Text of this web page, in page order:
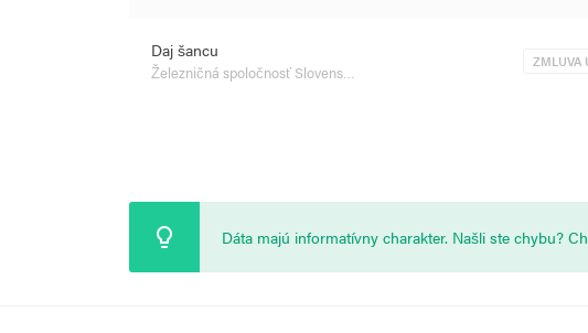
Daj šancu
Železničná spoločnosť Slovens…
ZMLUVA
Dáta majú informatívny charakter. Našli ste chybu?